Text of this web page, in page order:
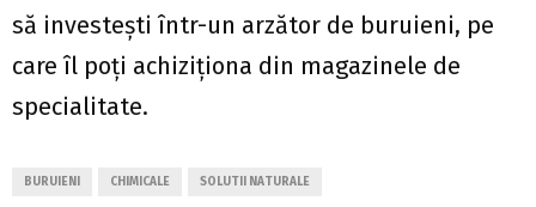
să investești într-un arzător de buruieni, pe
care îl poți achiziționa din magazinele de
specialitate.
BURUIENI CHIMICALE SOLUTII NATURALE